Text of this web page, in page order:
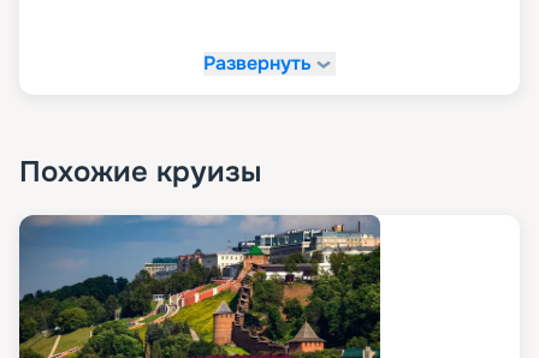
Развернуть
Похожие круизы